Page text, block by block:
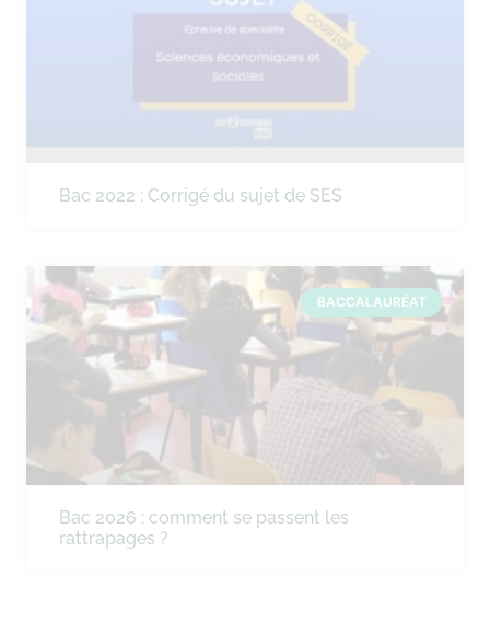
Bac 2022 : Corrigé du sujet de SES
BACCALAURÉAT
Bac 2026 : comment se passent les
rattrapages ?